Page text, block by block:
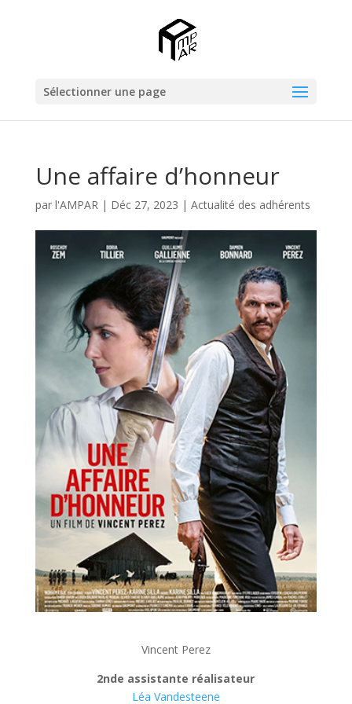
Sélectionner une page
Une affaire d’honneur
par l'AMPAR| Déc 27, 2023 | Actualité des adhérents
Vincent Perez
2nde assistante réalisateur
Léa Vandesteene